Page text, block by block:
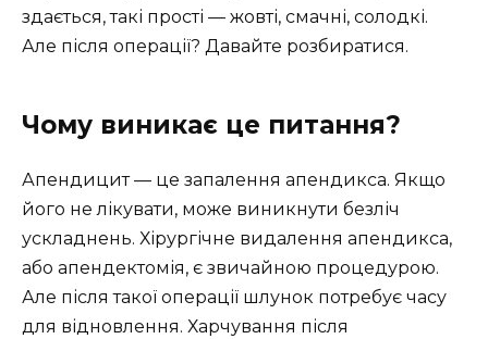
здається, такі прості — жовті, смачні, солодкі.
Але після операції? Давайте розбиратися.
Чому виникає це питання?
Апендицит — це запалення апендикса. Якщо
його не лікувати, може виникнути безліч
ускладнень. Хірургічне видалення апендикса,
або апендектомія, є звичайною процедурою.
Але після такої операції шлунок потребує часу
для відновлення. Харчування після